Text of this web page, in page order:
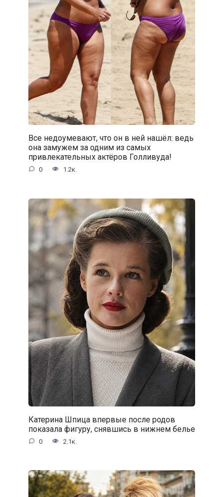
Все недоумевают, что он в ней нашёл: ведь
она замужем за одним из самых
привлекательных актёров Голливуда!
0 1.2к.
Катерина Шпица впервые после родов
показала фигуру, снявшись в нижнем белье
0 2.1к.